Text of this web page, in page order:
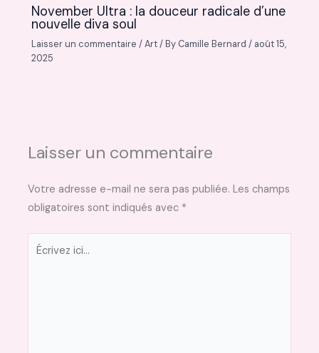
November Ultra : la douceur radicale d’une
nouvelle diva soul
Laisser un commentaire /Art/ By Camille Bernard/ août 15,
2025
Laisser un commentaire
Votre adresse e-mail ne sera pas publiée. Les champs
obligatoires sont indiqués avec *
Écrivez